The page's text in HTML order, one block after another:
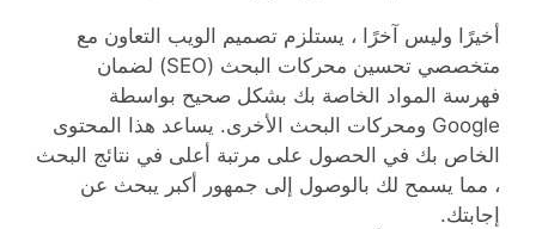
أخيرًا وليس آخرًا ، يستلزم تصميم الويب التعاون مع
متخصصي تحسين محركات البحث (SEO) لضمان
فهرسة المواد الخاصة بك بشكل صحيح بواسطة
Google ومحركات البحث الأخرى. يساعد هذا المحتوى
الخاص بك في الحصول على مرتبة أعلى في نتائج البحث
، مما يسمح لك بالوصول إلى جمهور أكبر يبحث عن
إجابتك.